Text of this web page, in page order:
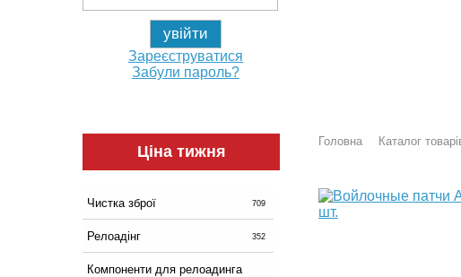
Зареєструватися
Забули пароль?
Ціна тижня
Чистка зброї 709
Релоадінг 352
Компоненти для релоадинга
Головна Каталог